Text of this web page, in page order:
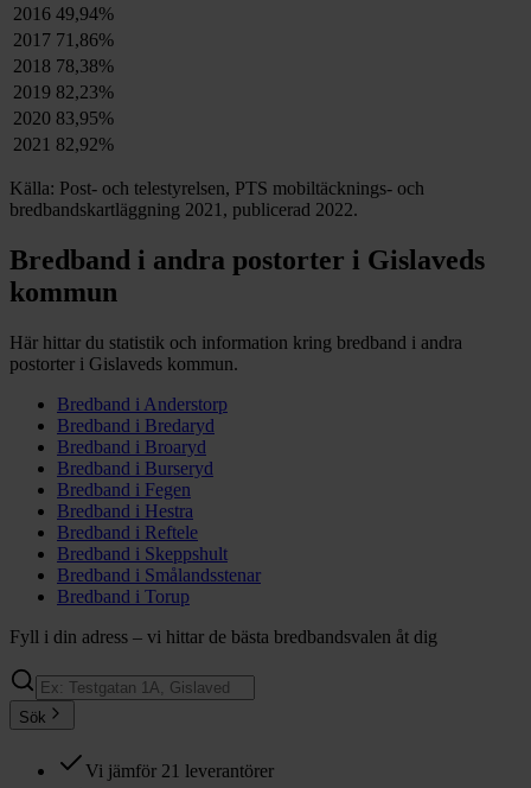
2016 49,94%
2017 71,86%
2018 78,38%
2019 82,23%
2020 83,95%
2021 82,92%
Källa: Post- och telestyrelsen, PTS mobiltäcknings- och
bredbandskartläggning 2021, publicerad 2022.
Bredband i andra postorter i Gislaveds
kommun
Här hittar du statistik och information kring bredband i andra
postorter i Gislaveds kommun.
Bredband i Anderstorp
Bredband i Bredaryd
Bredband i Broaryd
Bredband i Burseryd
Bredband i Fegen
Bredband i Hestra
Bredband i Reftele
Bredband i Skeppshult
Bredband i Smålandsstenar
Bredband i Torup
Fyll i din adress – vi hittar de bästa bredbandsvalen åt dig
Sök
Vi jämför 21 leverantörer